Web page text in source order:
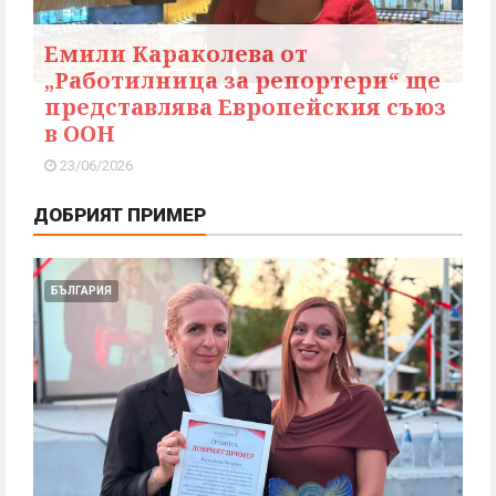
Емили Караколева от
„Работилница за репортери“ ще
представлява Европейския съюз
в ООН
23/06/2026
ДОБРИЯТ ПРИМЕР
БЪЛГАРИЯ